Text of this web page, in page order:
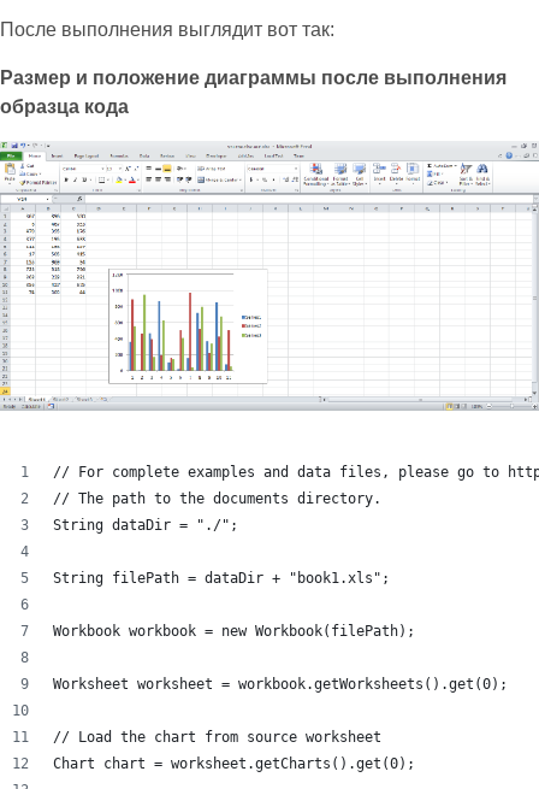
После выполнения выглядит вот так:
Размер и положение диаграммы после выполнения
образца кода
// For complete examples and data files, please go to
// The path to the documents directory.
String dataDir = "./";
String filePath = dataDir + "book1.xls";
Workbook workbook = new Workbook(filePath);
Worksheet worksheet = workbook.getWorksheets().get(0);
// Load the chart from source worksheet
Chart chart = worksheet.getCharts().get(0);